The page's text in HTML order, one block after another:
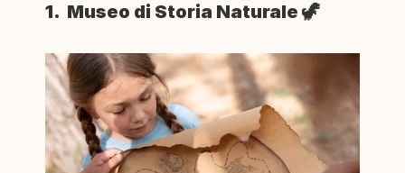
1.  Museo di Storia Naturale 🦖